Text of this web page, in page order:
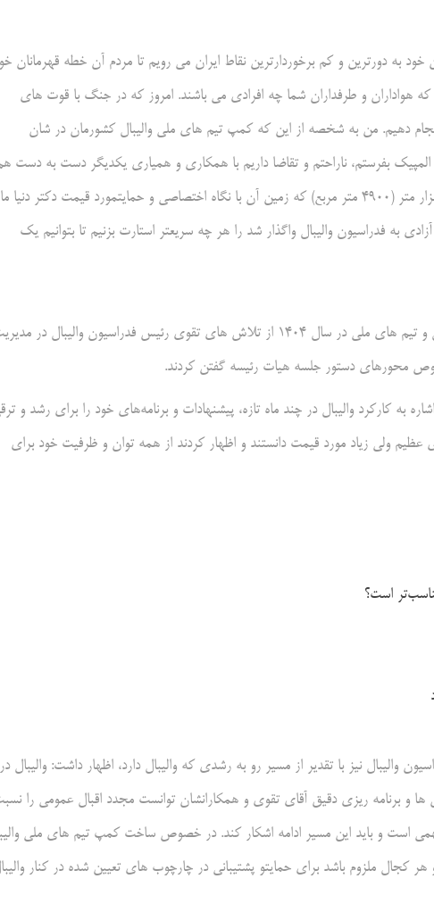
به دورترین و کم برخوردارترین نقاط ایران می رویم تا مردم آن خطه قهرمانان
که هواداران و طرفداران شما چه افرادی می باشند. امروز که در جنگ با قوت های
انجام دهیم. من به شخصه از این که کمپ تیم های ملی والیبال کشورمان در شان
بفرستم، ناراحتم و تقاضا داریم با همکاری و همیاری یکدیگر دست به دست
بدیم و ساخت کمپ تیم های ملی والیبال را با مساحت نزدیک به ۵ هزار متر (۴۹۰۰ متر مربع) که زمین آن با نگاه اختصاصی و حمایتمورد قیمت دکتر
آزادی به فدراسیون والیبال واگذار شد را هر چه سریعتر استارت بزنیم تا بتوانیم یک
در ادامه هر یک از اعضا با تقدیر از کارکرد مجموعه فدراسیون والیبال و تیم های ملی در سال ۱۴۰۴ از تلاش های تقوی رئیس فدراسیون والیبال در
محورهای دستور جلسه هیات رئیسه گفتن کردند.
به کارکرد والیبال در چند ماه تازه، پیشنهادات و برنامه‌های خود را برای رشد و
ولی زیاد مورد قیمت دانستند و اظهار کردند از همه توان و ظرفیت خود برای
است؟
والیبال نیز با تقدیر از مسیر رو به رشدی که والیبال دارد، اظهار داشت: والیبال در
و برنامه ریزی دقیق آقای تقوی و همکارانشان توانست مجدد اقبال عمومی را
است و باید این مسیر ادامه اشکار کند. در خصوص ساخت کمپ تیم های ملی
کجال ملزوم باشد برای حمایتو پشتیبانی در چارچوب های تعیین شده در کنار